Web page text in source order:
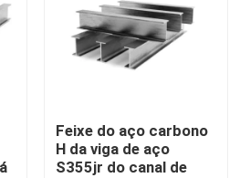
colorida
Feixe do aço carbono
H da viga de aço
S355jr do canal de